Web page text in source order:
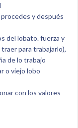
y después
del lobato. fuerza y
para trabajarlo),
de lo trabajo
o viejo lobo
con los valores